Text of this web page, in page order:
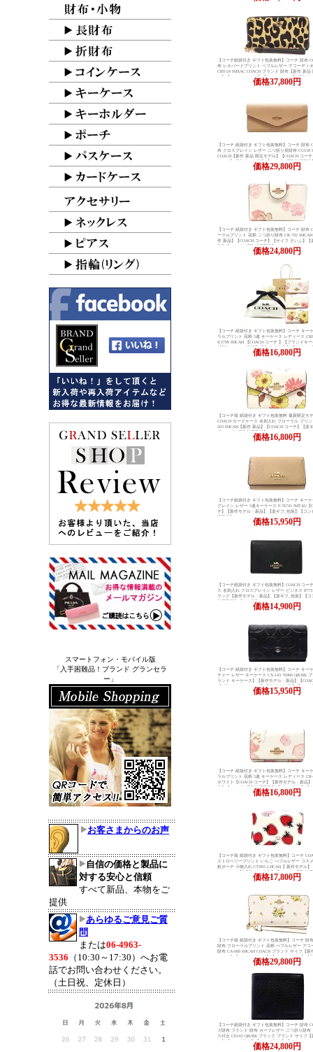
スマートフォン・モバイル版
「入手困難品！ブランド グランセラ
ー」
お客さまからのお声
自信の価格と製品に
対する安心と信頼
すべて新品、本物をご
提供
あらゆるご意見ご質
問
または06-4963-
3536 （10:30～17:30）へお電
話でお問い合わせください。
（土日祝、定休日）
【コーチ紙袋付き ギフト包装無料】コーチ 財布
布 レオパードプリント ペブルレザー アコーディ
CBT-24 IMXAC COACH ブランド 財布【新作 新品
ル】【COACH コーチ】【サイフ さいふ】【楽ギ
【コンビニ受取対応商品】【あす楽】
価格37,800円
【コーチ 紙袋付き ギフト包装無料】コーチ 財布
布 クロスグレイン レザー 二つ折り長財布 CU158
COACH【新作 新品 限定モデル】【COACH コー
さいふ】【楽ギフ_包装】【コンビニ受取対応商品
価格29,800円
【コーチ 紙袋付き ギフト包装無料】コーチ 財布
ーラルプリント 花柄 二つ折り財布 CR-792 IMCAH
作 新品】【COACH コーチ】【サイフ さいふ】【
装】【コンビニ受取対応商品】
価格24,800円
【コーチ 紙袋付き ギフト包装無料】コーチ キー
ラルプリント 花柄 5連 キーケース レディース
ICI799 IMCAH 【COACH コーチ 】【ブランドキー
【新作モデル・新品】【楽ギフ_包装】【コンビニ
品】【02P01Oct16】【あす楽】
価格16,800円
【コーチ箱 紙袋付き ギフト包装無料 最新限定モ
COACH カードケース 名刺入れ フローラル プリ
203 IMCAH【新作 新品】【COACH コーチ】【楽
【コンビニ受取対応商品】
価格16,800円
【コーチ紙袋付き ギフト包装無料】コーチ キー
グレイン レザー 5連キーケース F-76741 IMTAU【
チ】【新作モデル・新品】【楽ギフ_包装】【コン
応商品】
価格15,950円
【コーチ紙袋付き ギフト包装無料】COACH コー
ス 名刺入れ クロスグレイン レザー ビジネス
ラック【新作モデル・新品】【楽ギフ_包装】【コ
対応商品】【あす楽】価格14,900円
【コーチ 紙袋付き ギフト包装無料】コーチ キー
チャー レザー キーケース CX-143 76986 QB/BK
ランド キーケース】【新作モデル・新品】【
【ブランド キーケース】【楽ギフ_包装】【コン
価格15,950円
【コーチ 紙袋付き ギフト包装無料】コーチ キー
ラルプリント 花柄 5連 キーケース レディース
ホワイト【COACH コーチ】【新作モデル・新品
装】【コンビニ受取対応商品】【02P01Oct16】【
価格16,800円
【コーチ箱 紙袋付き ギフト包装無料】コーチ
ストロベリープリント いちご ぺブルレザー コス
粧ポーチ 小物入れ CT893 LHCAH【 新作モデル】
ーチ ポーチ】【楽ギフ_包装】【コンビニ受取対
価格17,800円
【コーチ箱 紙袋付き ギフト包装無料】コーチ 財
財布 フローラルプリント 花柄 ぺブルレザー アコ
財布 CA-089 IMCAH COACH ブランド サイフ【新
モデル】【COACH コーチ】【サイフ さいふ】【
装】【コンビニ受取対応商品】
価格29,800円
【コーチ紙袋付き ギフト包装無料】コーチ 財布
ズ財布 ブランド 財布 カーフレザー 二つ折り財布
ス付き CFJ-65 QB/BK ブラック ブランド サイフ【
ル】【コ－チ財布】【COACH財布】【サイフ さ
価格24,800円